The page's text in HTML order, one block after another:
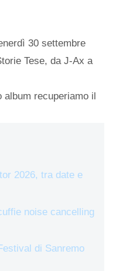
30 settembre
Tese, da J-Ax a
recuperiamo il
2026, tra date e
noise cancelling
di Sanremo